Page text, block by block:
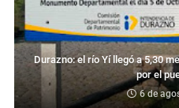
Durazno: el río Yí llegó a 5,30
por el
6 de